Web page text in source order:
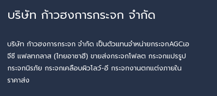
บริษัท ก้าวฮงการกระจก จำกัด
บริษัท ก้าวฮงการกระจก จำกัด เป็นตัวแทนจำหน่ายกระจกAGCเอ
จีซี แฟลทกลาส (ไทยอาซาฮี) ขายส่งกระจกโฟลต กระจกแปรรูป
กระจกนิรภัย กระจกเคลือบผิวโลว์-อี กระจกงานตกแต่งภายใน
ราคาส่ง